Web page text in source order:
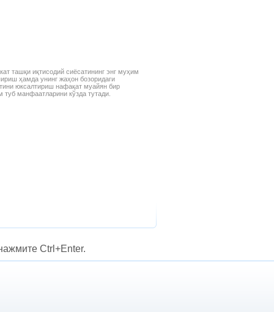
ташқи иқтисодий сиёсатининг энг муҳим
ҳамда унинг жаҳон бозоридаги
юксалтириш нафақат муайян бир
туб манфаатларини кўзда тутади.
Ctrl+Enter.